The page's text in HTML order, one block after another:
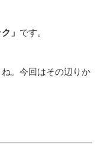
」 です。
。今回はその辺りか